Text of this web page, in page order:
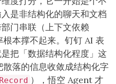
是非结构化的聊天和文档
门串联（上下文依赖
本撑不起来。钉钉 AI 表
把「数据结构化程度」这
落的信息收敛成结构化字
），悟空 Agent 才